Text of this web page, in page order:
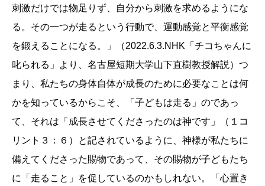
刺激だけでは物足りず、自分から刺激を求めるようにな
る。その一つが走るという行動で、運動感覚と平衡感覚
を鍛えることになる。」（2022.6.3.NHK「チコちゃんに
叱られる」より、名古屋短期大学山下直樹教授解説）つ
まり、私たちの身体自体が成長のために必要なことは何
かを知っているからこそ、「子どもは走る」のであっ
て、それは「成長させてくださったのは神です」（１コ
リント３：６）と記されているように、神様が私たちに
備えてくださった賜物であって、その賜物が子どもたち
に「走ること」を促しているのかもしれない。「心置き